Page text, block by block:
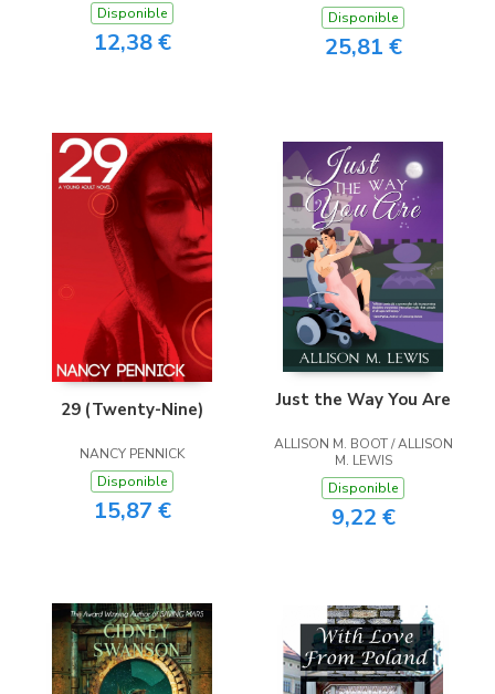
Disponible
12,38 €
Disponible
25,81 €
29 (Twenty-Nine)
NANCY PENNICK
Disponible
15,87 €
Just the Way You Are
ALLISON M. BOOT / ALLISON
M. LEWIS
Disponible
9,22 €